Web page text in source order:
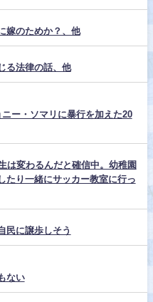
嫁のためか？、他
る法律の話、他
ー・ソマリに暴行を加えた20
は変わるんだと確信中。幼稚園
たり一緒にサッカー教室に行っ
民に譲歩しそう
ない